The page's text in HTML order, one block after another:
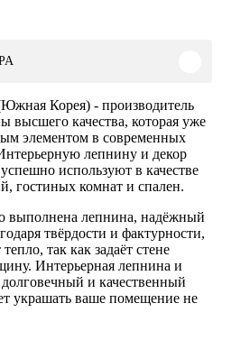
Корея) - производитель
высшего качества, которая уже
элементом в современных
лепнину и декор
используют в качестве
гостиных комнат и спален.
выполнена лепнина, надёжный
твёрдости и фактурности,
так как задаёт стене
Интерьерная лепнина и
и качественный
украшать ваше помещение не